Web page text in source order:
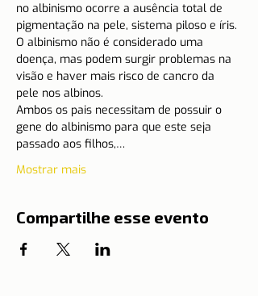
no albinismo ocorre a ausência total de
pigmentação na pele, sistema piloso e íris.
O albinismo não é considerado uma
doença, mas podem surgir problemas na
visão e haver mais risco de cancro da
pele nos albinos.
Ambos os pais necessitam de possuir o
gene do albinismo para que este seja
passado aos filhos,…
Mostrar mais
Compartilhe esse evento